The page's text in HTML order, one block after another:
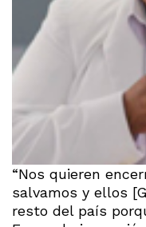
“Nos quieren
salvamos y ellos
resto del país